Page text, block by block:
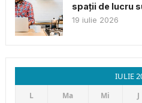
spații de lucru
19 iulie 2026
IULIE
L Ma Mi J